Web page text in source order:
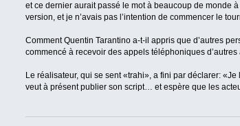
et ce dernier aurait passé le mot à beaucoup de monde
version, et je n’avais pas l’intention de commencer le
Comment Quentin Tarantino a-t-il appris que d’autres
commencé à recevoir des appels téléphoniques
Le réalisateur, qui se sent «trahi», a fini par déclarer:
veut à présent publier son script… et espère que les